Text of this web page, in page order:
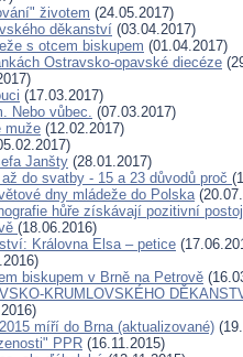
životem (24.05.2017)
děkanství (03.04.2017)
s otcem biskupem (01.04.2017)
Ostravsko-opavské diecéze
(17.03.2017)
Nebo vůbec. (07.03.2017)
muže (12.02.2017)
Janšty (28.01.2017)
do svatby - 15 a 23 důvodů proč
dny mládeže do Polska
hůře získávají pozitivní
(18.06.2016)
Královna Elsa – petice
biskupem v Brně na Petrově
KRUMLOVSKÉHO
míří do Brna (aktualizované)
PPR (16.11.2015)